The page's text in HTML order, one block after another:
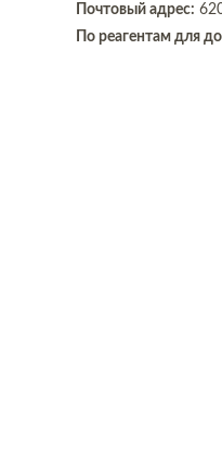
Почтовый адрес:
По реагентам для